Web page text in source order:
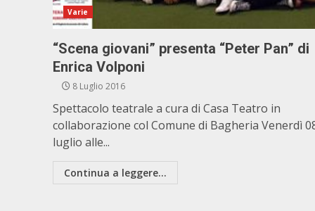
Varie
“Scena giovani” presenta “Peter Pan” di
Enrica Volponi
8 Luglio 2016
Spettacolo teatrale a cura di Casa Teatro in
collaborazione col Comune di Bagheria Venerdì
luglio alle...
Continua a leggere...